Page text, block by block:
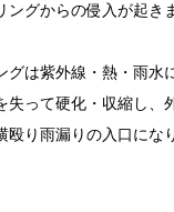
グからの侵入が起き
グは紫外線・熱・雨水
失って硬化・収縮し、
り雨漏りの入口にな